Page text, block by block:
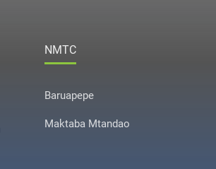
NMTC
Baruapepe
Maktaba Mtandao